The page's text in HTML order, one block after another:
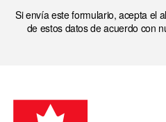
Si envía este formulario, acepta el
de estos datos de acuerdo con